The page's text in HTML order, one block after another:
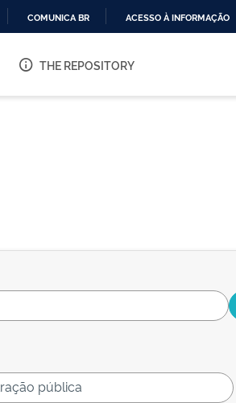
O
COMUNICA BR ACESSO À INFORMAÇÃO
THE REPOSITORY